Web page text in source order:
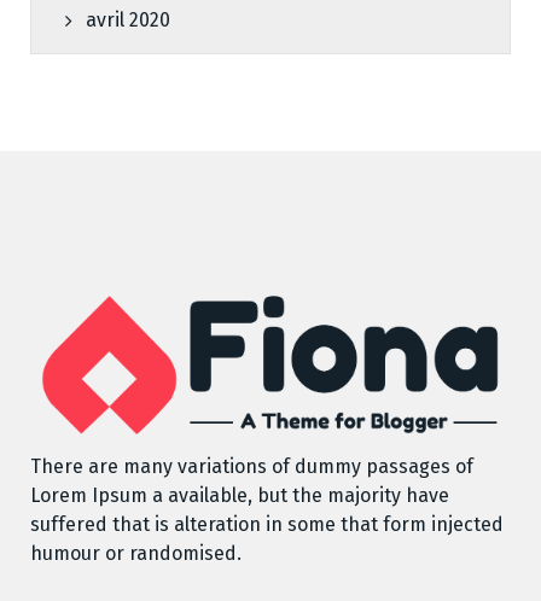
avril 2020
There are many variations of dummy passages of
Lorem Ipsum a available, but the majority have
suffered that is alteration in some that form injected
humour or randomised.